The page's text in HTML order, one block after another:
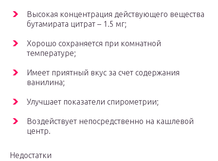
Высокая концентрация действующего вещества
бутамирата цитрат – 1.5 мг;
Хорошо сохраняется при комнатной
температуре;
Имеет приятный вкус за счет содержания
ванилина;
Улучшает показатели спирометрии;
Воздействует непосредственно на кашлевой
центр.
Недостатки